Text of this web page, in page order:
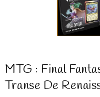
MTG : Final
Transe De